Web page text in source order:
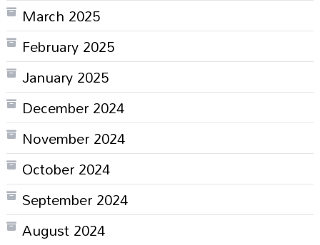
March 2025
February 2025
January 2025
December 2024
November 2024
October 2024
September 2024
August 2024